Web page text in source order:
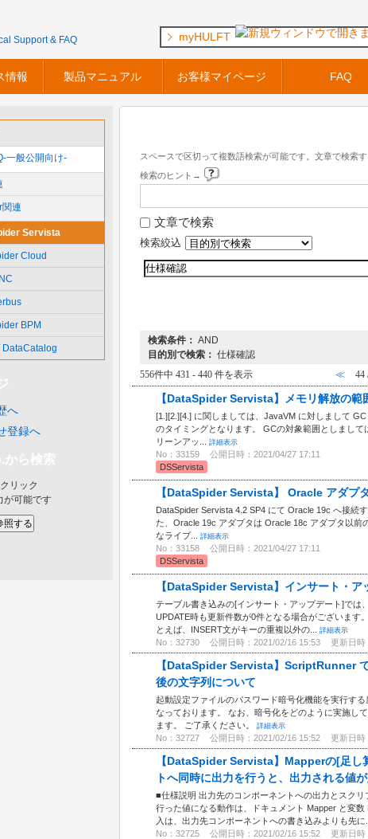
情報 製品マニュアル お客様マイページ FAQ
myHULFT
一般公開向け-
連
Servista
Cloud
BPM
DataCatalog
へ
登録へ
リック
可能です
スペースで区切って複数語検索が可能です。文章で検索
検索のヒント→
文章で検索
検索絞込
検索条件： AND
目的別で検索： 仕様確認
556件中 431 - 440 件を表示
≪ 44
【DataSpider Servista】メモリ解放の範
[1.][2.][4.] に関しましては、JavaVM に対しまして
のタイミングとなります。 GCの対象範囲としまし
リーンアッ...
詳細表示
No：33159
公開日時：2021/04/27 17:11
DSServista
【DataSpider Servista】 Oracle アダプ
DataSpider Servista 4.2 SP4 にて Oracle 19c へ接続
た、Oracle 19c アダプタは Oracle 18c アダプタ以前
なライブ...
詳細表示
No：33158
公開日時：2021/04/27 17:11
DSServista
【DataSpider Servista】インサート・ア
テーブル書き込みの[インサート・アップデート]では
UPDATE時も更新件数が0件となる場合がございます
とえば、INSERT文がキーの重複以外の...
詳細表示
No：32730 公開日時：2021/02/16 15:53 更新日時
【DataSpider Servista】ScriptRunner
後の文字列について
起動設定ファイルのパスワード暗号化機能を実行す
なっております。 なお、暗号化をどのように実施し
ます。 ご了承ください。
詳細表示
No：32727 公開日時：2021/02/16 15:52 更新日時
【DataSpider Servista】Mapperの[足し
トへ同時に出力を行うと、出力される値
■仕様説明 出力先のコンポーネントへの出力とスク
行った値になる動作は、ドキュメント Mapper と変
入は、出力先コンポーネントへの書き込みよりも先に
No：32725 公開日時：2021/02/16 15:52 更新日時